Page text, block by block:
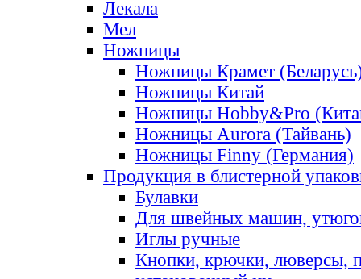
Лекала
Мел
Ножницы
Ножницы Крамет
Ножницы Китай
Ножницы Hobby&Pro
Ножницы Aurora (Тайвань)
Ножницы Finny (Германия)
Продукция в блистерной
Булавки
Для швейных машин,
Иглы ручные
Кнопки, крючки, люверсы,